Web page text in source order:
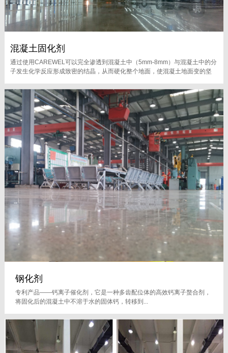
混凝土固化剂
通过使用CAREWEL可以完全渗透到混凝土中（5mm-8mm）与混凝土中的分
子发生化学反应形成致密的结晶，从而硬化整个地面，使混凝土地面变的坚
钢化剂
专利产品——钙离子催化剂，它是一种多齿配位体的高效钙离子螯合剂，
将固化后的混凝土中不溶于水的固体钙，转移到...